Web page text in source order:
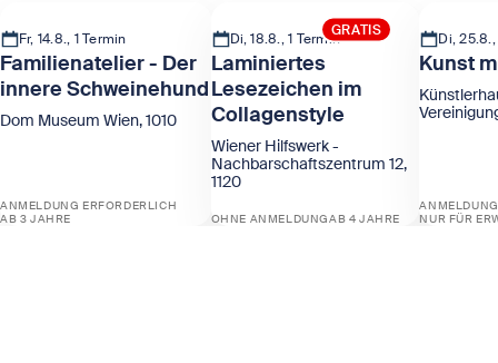
Fr, 14.8., 1 Termin
Familienatelier - Der
innere Schweinehund
Dom Museum Wien, 1010
ANMELDUNG ERFORDERLICH
AB 3 JAHRE
GRATIS
Di, 18.8., 1 Termin
Laminiertes
Lesezeichen im
Collagenstyle
Wiener Hilfswerk -
Nachbarschaftszentrum 12,
1120
OHNE ANMELDUNGAB 4 JAHRE
Di, 25.8.,
Kunst
NUR FÜR